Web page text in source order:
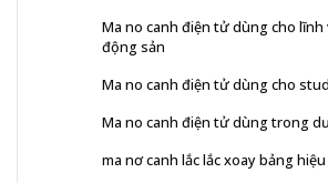
Ma no canh điện tử dùng cho
động sản
Ma no canh điện tử dùng cho
Ma no canh điện tử dùng trong
ma nơ canh lắc lắc xoay bảng hiệu